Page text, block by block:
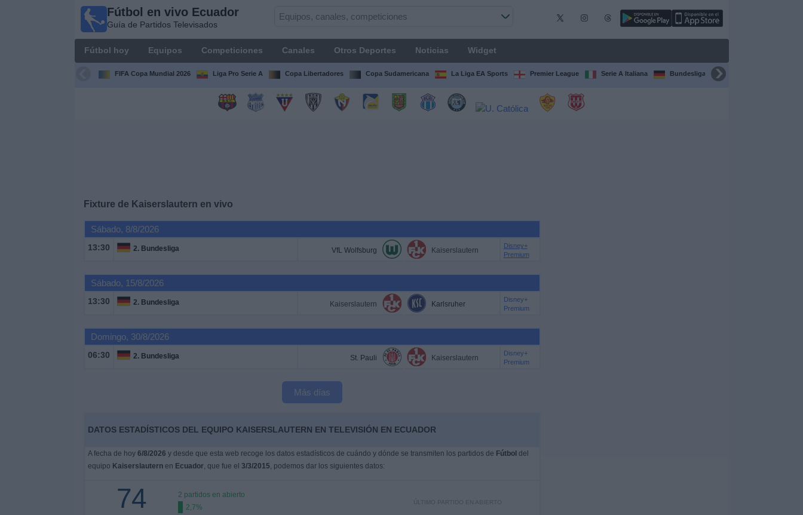
Fútbol en vivo Ecuador
Guía de Partidos Televisados
Fútbol hoy Equipos Competiciones Canales Otros Deportes Noticias Widget
FIFA Copa Mundial 2026 Liga Pro Serie A Copa Libertadores Copa Sudamericana La Liga EA Sports Premier League Serie A Italiana Bundesliga
Fixture de Kaiserslautern en vivo
Sábado, 8/8/2026
13:30 2. Bundesliga VfL Wolfsburg Kaiserslautern
Disney+
Premium
Sábado, 15/8/2026
13:30 2. Bundesliga Kaiserslautern Karlsruher
Disney+
Premium
Domingo, 30/8/2026
06:30 2. Bundesliga St. Pauli Kaiserslautern
Disney+
Premium
Más días
DATOS ESTADÍSTICOS DEL EQUIPO KAISERSLAUTERN EN TELEVISIÓN EN ECUADOR
A fecha de hoy 6/8/2026 y desde que esta web recoge los datos estadísticos de cuándo y dónde se transmiten los partidos de Fútbol del
equipo Kaiserslauternen Ecuador, que fue el 3/3/2015, podemos dar los siguientes datos:
74
2 partidos en abierto
2,7%
ÚLTIMO PARTIDO EN ABIERTO
Ecuador